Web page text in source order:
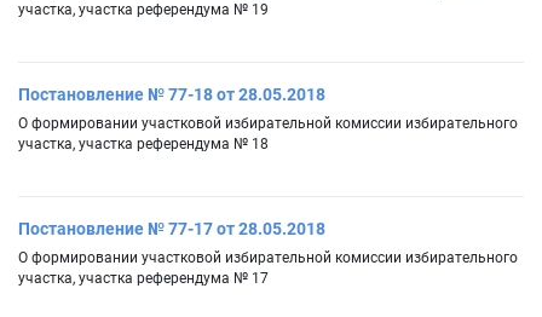
участка, участка референдума № 19
Постановление № 77-18 от 28.05.2018
О формировании участковой избирательной комиссии избирательного
участка, участка референдума № 18
Постановление № 77-17 от 28.05.2018
О формировании участковой избирательной комиссии избирательного
участка, участка референдума № 17